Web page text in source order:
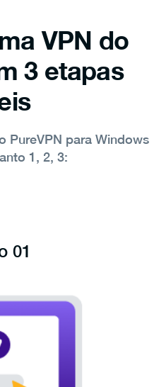
VPN do
3 etapas
PureVPN para Windows
1, 2, 3:
01